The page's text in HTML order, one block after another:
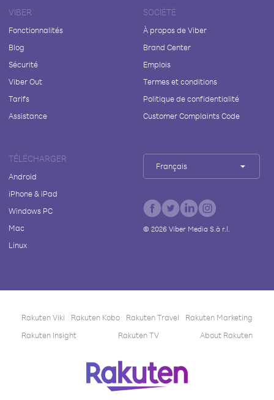
VIBER
Fonctionnalités
Blog
Sécurité
Viber Out
Tarifs
Assistance
SOCIÉTÉ
À propos de Viber
Brand Center
Emplois
Termes et conditions
Politique de confidentialité
Customer Complaints Code
TÉLÉCHARGER
Android
iPhone & iPad
Windows PC
Mac
Linux
Français
© 2026Viber Media S.à r.l.
Rakuten Viki Rakuten Kobo Rakuten Travel
Rakuten Marketing
Rakuten Insight
Rakuten TV About Rakuten